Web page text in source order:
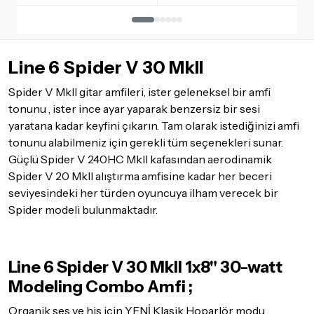
eksiksiz olması gerekmektedir. Satın almış olduğunuz ürünü
göndermeden önce mutlaka
geçerek bilgi veriniz.
İade ve değişim koşulları, ürün kategorilerine göre farklılık
gösterebilir. Lütfen satın almadan önce ilgili ürünün
iade/değişim şartlarını kontrol ettiğinizden emin olun.
Detaylar içintıklayınız
Line 6 Spider V 30 MkII
Spider V MkII gitar amfileri, ister geleneksel bir amfi
tonunu , ister ince ayar yaparak benzersiz bir sesi
yaratana kadar keyfini çıkarın. Tam olarak istediğinizi amfi
tonunu alabilmeniz için gerekli tüm seçenekleri sunar.
Güçlü Spider V 240HC MkII kafasından aerodinamik
Spider V 20 MkII alıştırma amfisine kadar her beceri
seviyesindeki her türden oyuncuya ilham verecek bir
Spider modeli bulunmaktadır.
Line 6 Spider V 30 MkII 1x8" 30-watt
Modeling Combo Amfi ;
Organik ses ve his için YENİ Klasik Hoparlör modu